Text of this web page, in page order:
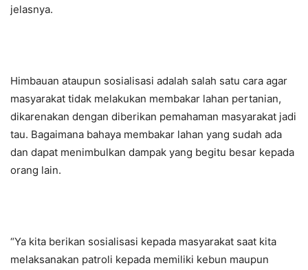
jelasnya.
Himbauan ataupun sosialisasi adalah salah satu cara agar
masyarakat tidak melakukan membakar lahan pertanian,
dikarenakan dengan diberikan pemahaman masyarakat jadi
tau. Bagaimana bahaya membakar lahan yang sudah ada
dan dapat menimbulkan dampak yang begitu besar kepada
orang lain.
“Ya kita berikan sosialisasi kepada masyarakat saat kita
melaksanakan patroli kepada memiliki kebun maupun